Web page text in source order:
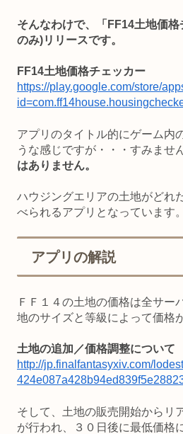
そんなわけで、「FF14土地価
のみ)リリースです。
FF14土地価格チェッカー
https://play.google.com/store/
アプリのタイトル的にゲーム内
うな感じですが・・・すみませ
はありません。
ハウジングエリアの土地がどれ
べられるアプリとなっています。
アプリの解説
ＦＦ１４の土地の価格は全サー
地のサイズと等級によって価格
土地の追加／価格調整について
http://jp.finalfantasyxiv.com/
そして、土地の販売開始からリ
が行われ、３０日後に最低価格